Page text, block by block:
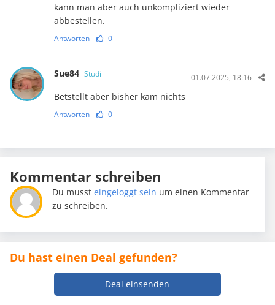
kann man aber auch unkompliziert wieder
abbestellen.
Antworten 0
Sue84 Studi 01.07.2025, 18:16
Betstellt aber bisher kam nichts
Antworten 0
Kommentar schreiben
Du mussteingeloggt sein um einen Kommentar
zu schreiben.
Du hast einen Deal gefunden?
Deal einsenden